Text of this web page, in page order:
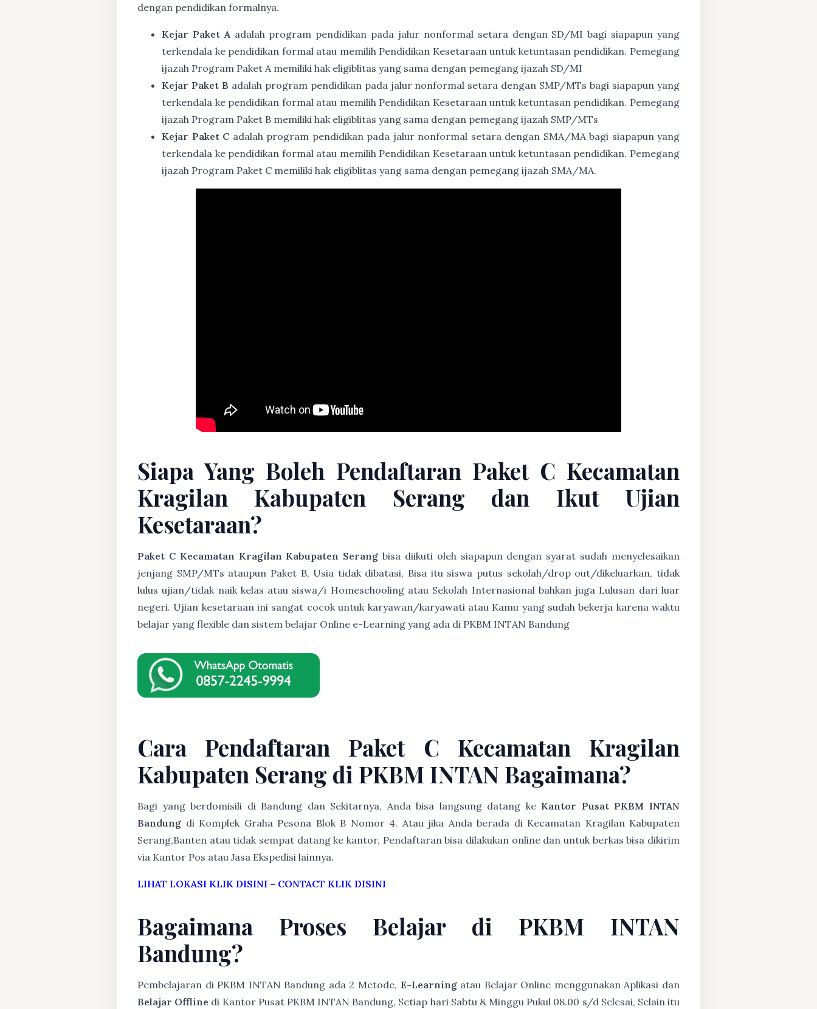
dengan pendidikan formalnya.
Kejar Paket A adalah program pendidikan pada jalur nonformal setara dengan SD/MI bagi siapapun yang
terkendala ke pendidikan formal atau memilih Pendidikan Kesetaraan untuk ketuntasan pendidikan. Pemegang
ijazah Program Paket A memiliki hak eligiblitas yang sama dengan pemegang ijazah SD/MI
Kejar Paket B adalah program pendidikan pada jalur nonformal setara dengan SMP/MTs bagi siapapun yang
terkendala ke pendidikan formal atau memilih Pendidikan Kesetaraan untuk ketuntasan pendidikan. Pemegang
ijazah Program Paket B memiliki hak eligiblitas yang sama dengan pemegang ijazah SMP/MTs
Kejar Paket C adalah program pendidikan pada jalur nonformal setara dengan SMA/MA bagi siapapun yang
terkendala ke pendidikan formal atau memilih Pendidikan Kesetaraan untuk ketuntasan pendidikan. Pemegang
ijazah Program Paket C memiliki hak eligiblitas yang sama dengan pemegang ijazah SMA/MA.
Siapa Yang Boleh Pendaftaran Paket C Kecamatan
Kragilan Kabupaten Serang dan Ikut Ujian
Kesetaraan?
Paket C Kecamatan Kragilan Kabupaten Serang bisa diikuti oleh siapapun dengan syarat sudah menyelesaikan
jenjang SMP/MTs ataupun Paket B, Usia tidak dibatasi, Bisa itu siswa putus sekolah/drop out/dikeluarkan, tidak
lulus ujian/tidak naik kelas atau siswa/i Homeschooling atau Sekolah Internasional bahkan juga Lulusan dari luar
negeri. Ujian kesetaraan ini sangat cocok untuk karyawan/karyawati atau Kamu yang sudah bekerja karena waktu
belajar yang flexible dan sistem belajar Online e-Learning yang ada di PKBM INTAN Bandung
Cara Pendaftaran Paket C Kecamatan Kragilan
Kabupaten Serang di PKBM INTAN Bagaimana?
Bagi yang berdomisili di Bandung dan Sekitarnya, Anda bisa langsung datang ke Kantor Pusat PKBM INTAN
Bandung di Komplek Graha Pesona Blok B Nomor 4. Atau jika Anda berada di Kecamatan Kragilan Kabupaten
Serang,Banten atau tidak sempat datang ke kantor, Pendaftaran bisa dilakukan online dan untuk berkas bisa dikirim
via Kantor Pos atau Jasa Ekspedisi lainnya.
LIHAT LOKASI KLIK DISINI – CONTACT KLIK DISINI
Bagaimana Proses Belajar di PKBM INTAN
Bandung?
Pembelajaran di PKBM INTAN Bandung ada 2 Metode, E-Learningatau Belajar Online menggunakan Aplikasi dan
Belajar Offline di Kantor Pusat PKBM INTAN Bandung, Setiap hari Sabtu & Minggu Pukul 08.00 s/d Selesai, Selain itu